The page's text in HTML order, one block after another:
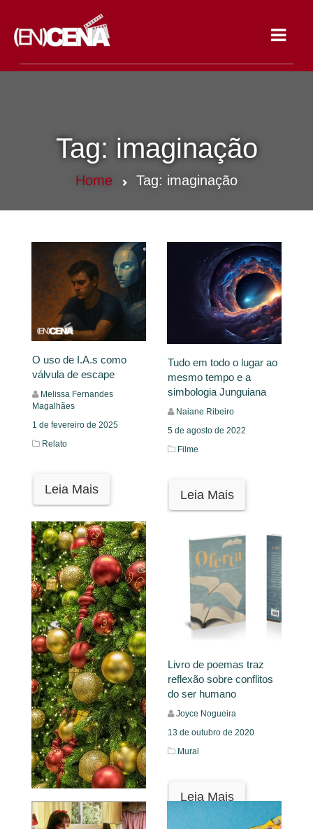
Tag: imaginação
Home Tag: imaginação
O uso de I.A.s como
válvula de escape
Melissa Fernandes
Magalhães
1 de fevereiro de 2025
Relato
Leia Mais
Tudo em todo o lugar ao
mesmo tempo e a
simbologia Junguiana
Naiane Ribeiro
5 de agosto de 2022
Filme
Leia Mais
O primeiro natal da
criança Melinda
Livro de poemas traz
reflexão sobre conflitos
do ser humano
Joyce Nogueira
13 de outubro de 2020
Mural
Leia Mais